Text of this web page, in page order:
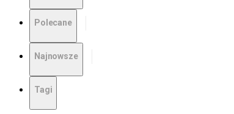
Polecane
Najnowsze
Tagi